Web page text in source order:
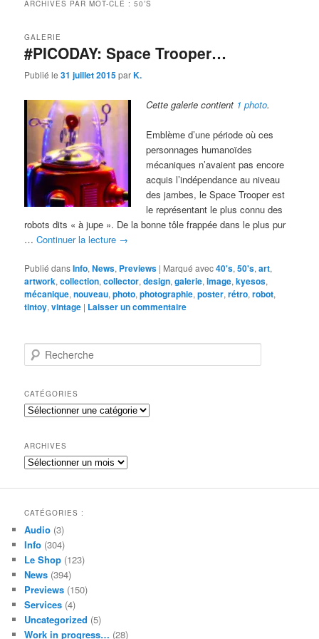
ARCHIVES PAR MOT-CLÉ :50’S
#PICODAY: Space Trooper…
GALERIE
Publié le31 juillet 2015parK.
Cette galerie contient 1 photo.
Emblème d’une période où ces
personnages humanoïdes
mécaniques n’avaient pas encore
acquis l’indépendance au niveau
des jambes, le Space Trooper est
le représentant le plus connu des
robots dits « à jupe ». De la bonne tôle frappée dans le plus pur
…Continuer la lecture →
Publié dansInfo,News, Previews | Marqué avec40's,50's,art,
artwork,collection,collector,design,galerie,image,kyesos,
mécanique,nouveau,photo,photographie,poster,rétro,robot,
tintoy,vintage | Laisser un commentaire
e
h
e
r
h
e
CATÉGORIES
Catégories
ARCHIVES
Archives
CATÉGORIES :
Audio (3)
Info (304)
Le Shop (123)
News (394)
Previews (150)
Services (4)
Uncategorized (5)
Work in progress… (28)